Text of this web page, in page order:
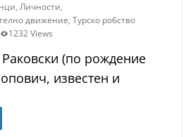
, Личности,
движение, Турско робство
1232 Views
(по рождение
известен и